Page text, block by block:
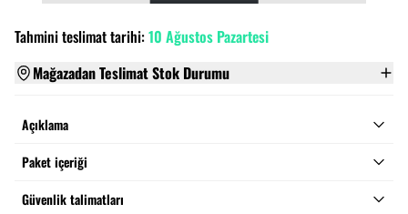
Tahmini teslimat tarihi:10 Ağustos Pazartesi
Mağazadan Teslimat Stok Durumu
Açıklama
Paket içeriği
Güvenlik talimatları